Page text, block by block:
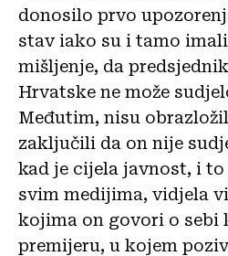
donosilo prvo
stav iako su i tamo
mišljenje, da
Hrvatske ne može
Međutim, nisu
zaključili da on nije
kad je cijela javnost, i
svim medijima, vidjela
kojima on govori o sebi
premijeru, u kojem